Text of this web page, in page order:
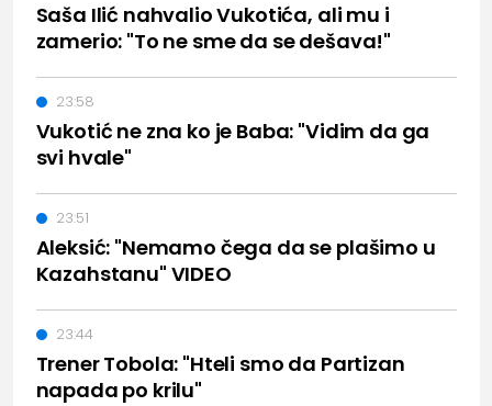
Saša Ilić nahvalio Vukotića, ali mu i
zamerio: "To ne sme da se dešava!"
Vukotić ne zna ko je Baba: "Vidim da ga
svi hvale"
23:58
Aleksić: "Nemamo čega da se plašimo u
Kazahstanu" VIDEO
23:51
Trener Tobola: "Hteli smo da Partizan
napada po krilu"
23:44